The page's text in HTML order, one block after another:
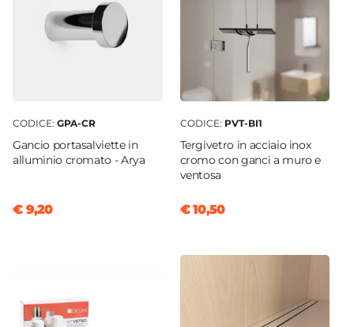
CODICE: GPA-CR
Gancio portasalviette in
alluminio cromato - Arya
€ 9,20
CODICE: PVT-BI1
Tergivetro in acciaio inox
cromo con ganci a muro e
ventosa
€ 10,50